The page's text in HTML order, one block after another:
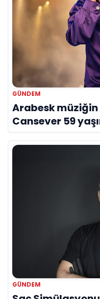
“Yeni Mola
ve bunun yanında
menüsü ile
ağırlamaya
misafirlerimiz ve
takdirde
nasıl
Bu biraz da bizim
açıklamasını